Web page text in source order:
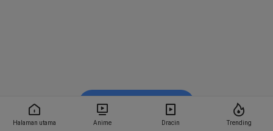
Halaman utama Anime Dracin Trending
Nonton di Bstation